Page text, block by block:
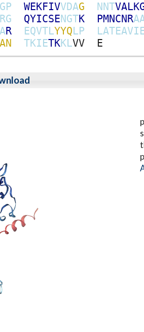
GP WEKFIVVDAG NNTVALK
RG QYICSENGTK PMNCNRA
AR EQVTLYYQLP LATEAVI
AN TKIETKKLVV E